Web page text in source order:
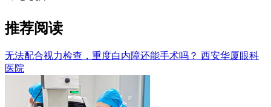
推荐阅读
无法配合视力检查，重度白内障还能手术吗？ 西安华厦眼科
医院